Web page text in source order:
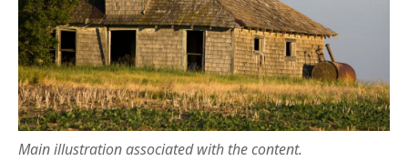
Main illustration associated with the content.